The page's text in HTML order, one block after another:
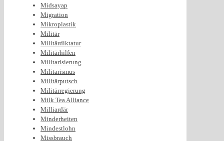
Midsayap
Migration
Mikroplastik
Militär
Militärdiktatur
Militärhilfen
Militarisierung
Militarismus
Militärputsch
Militärregierung
Milk Tea Alliance
Milliardär
Minderheiten
Mindestlohn
Missbrauch